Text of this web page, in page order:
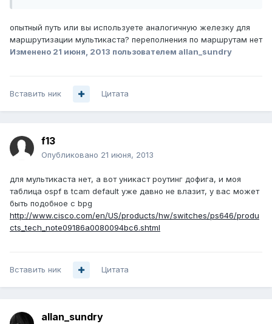
опытный путь или вы используете аналогичную железку для
маршрутизации мультикаста? переполнения по маршрутам нет
Изменено 21 июня, 2013 пользователем allan_sundry
Вставить ник Цитата
f13
Опубликовано 21 июня, 2013
для мультикаста нет, а вот уникаст роутинг дофига, и моя
таблица ospf в tcam default уже давно не влазит, у вас может
быть подобное с bpg
http://www.cisco.com/en/US/products/hw/switches/ps646/produ
cts_tech_note09186a0080094bc6.shtml
Вставить ник Цитата
allan_sundry